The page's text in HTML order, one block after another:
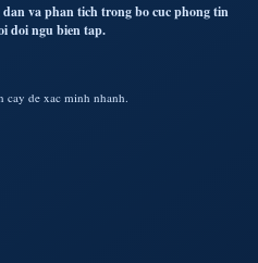
va phan tich trong bo cuc phong tin
doi ngu bien tap.
de xac minh nhanh.